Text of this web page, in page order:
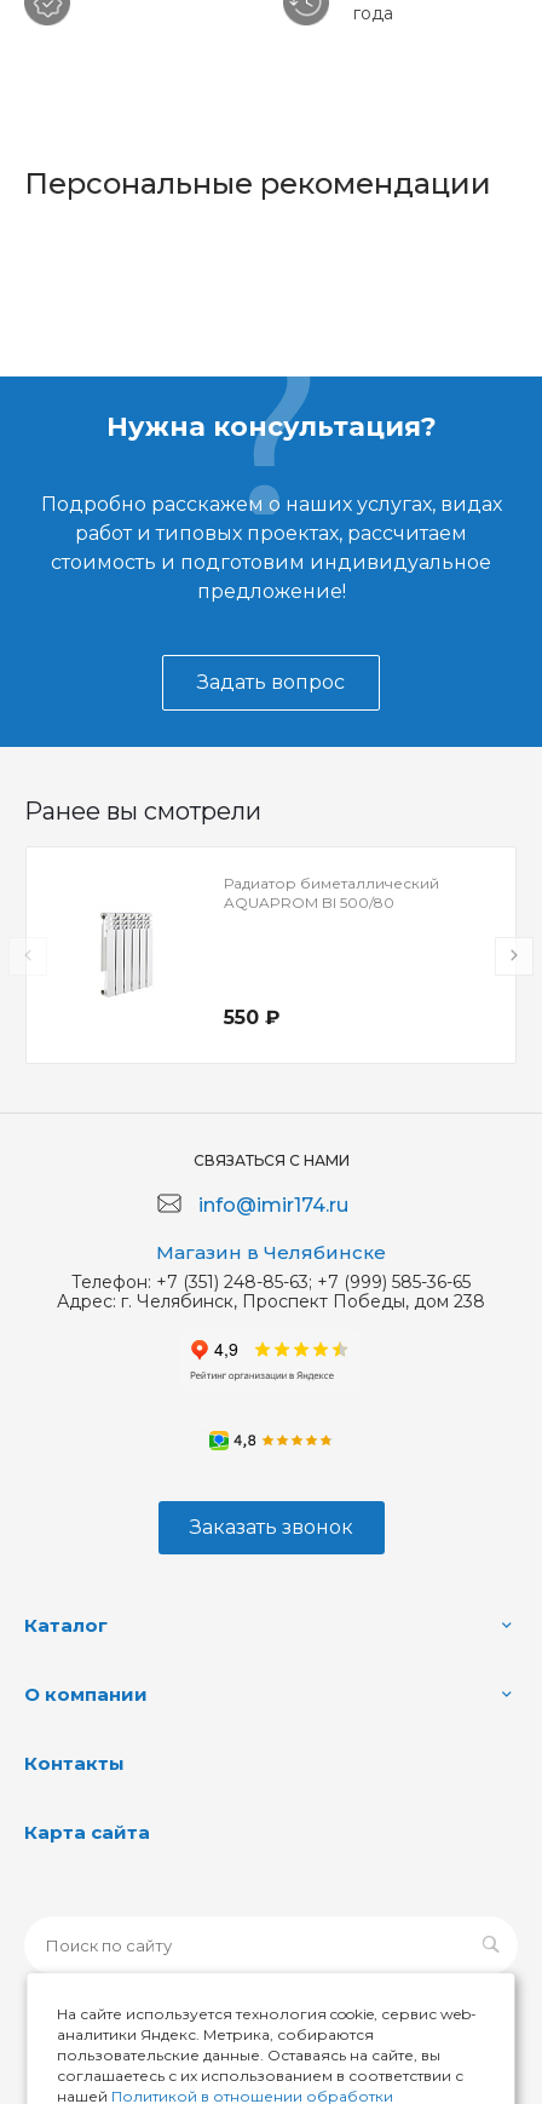
года
Персональные рекомендации
Нужна консультация?
Подробно расскажем о наших услугах, видах
работ и типовых проектах, рассчитаем
стоимость и подготовим индивидуальное
предложение!
Задать вопрос
Ранее вы смотрели
Радиатор биметаллический
AQUAPROM BI 500/80
550 ₽
СВЯЗАТЬСЯ С НАМИ
info@imir174.ru
Магазин в Челябинске
Телефон: +7 (351) 248-85-63; +7 (999) 585-36-65
Адрес: г. Челябинск, Проспект Победы, дом 238
Заказать звонок
Каталог
О компании
Контакты
Карта сайта
© 2026 ИМИР174, Все права защищены
На сайте используется технология cookie, сервис web-
аналитики Яндекс. Метрика, собираются
пользовательские данные. Оставаясь на сайте, вы
соглашаетесь с их использованием в соответствии с
нашей Политикой в отношении обработки